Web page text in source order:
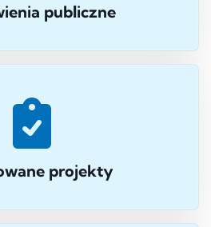
publiczne
projekty